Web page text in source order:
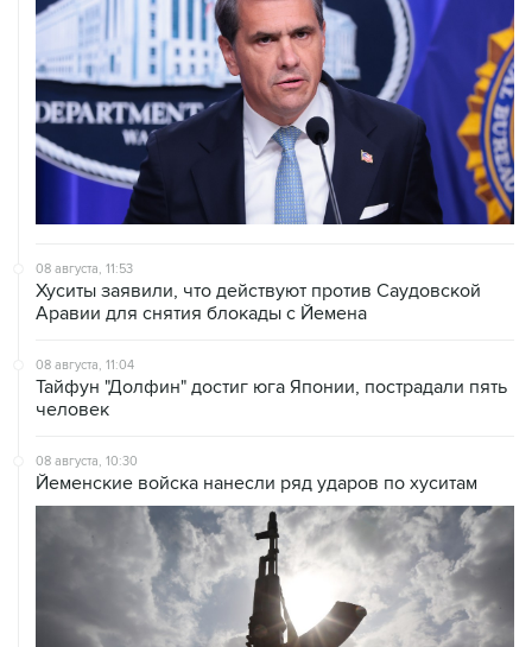
08 августа, 11:53
Аравии для снятия блокады с Йемена
08 августа, 11:04
человек
08 августа, 10:30